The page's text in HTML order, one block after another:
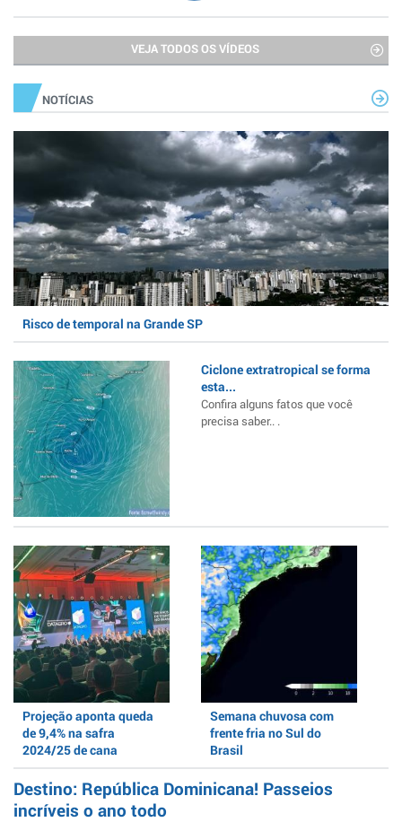
VEJA TODOS OS VÍDEOS
NOTÍCIAS
Risco de temporal na Grande SP
Ciclone extratropical se forma
esta...
Confira alguns fatos que você
precisa saber.. .
Projeção aponta queda
de 9,4% na safra
2024/25 de cana
Semana chuvosa com
frente fria no Sul do
Brasil
Destino: República Dominicana! Passeios
incríveis o ano todo